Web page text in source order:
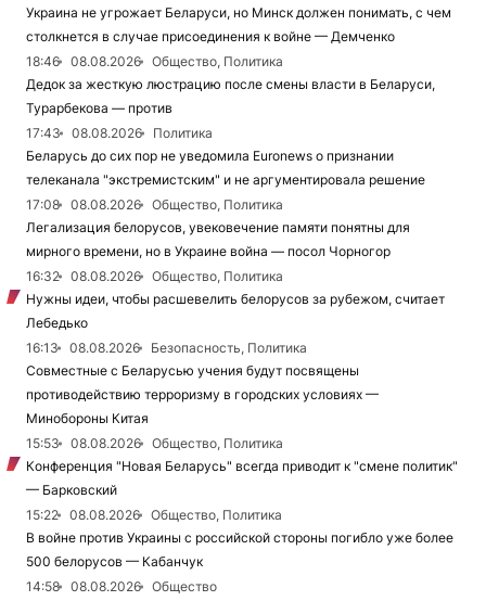
Украина не угрожает Беларуси, но Минск должен понимать, с чем
столкнется в случае присоединения к войне — Демченко
18:46
08.08.2026
Общество, Политика
Дедок за жесткую люстрацию после смены власти в Беларуси,
Турарбекова — против
17:43
08.08.2026
Политика
Беларусь до сих пор не уведомила Euronews о признании
телеканала "экстремистским" и не аргументировала решение
17:08
08.08.2026
Общество, Политика
Легализация белорусов, увековечение памяти понятны для
мирного времени, но в Украине война — посол Чорногор
16:32
08.08.2026
Общество, Политика
Нужны идеи, чтобы расшевелить белорусов за рубежом, считает
Лебедько
16:13
08.08.2026
Безопасность, Политика
Совместные с Беларусью учения будут посвящены
противодействию терроризму в городских условиях —
Минобороны Китая
15:53
08.08.2026
Общество, Политика
Конференция "Новая Беларусь" всегда приводит к "смене политик"
— Барковский
15:22
08.08.2026
Общество, Политика
В войне против Украины с российской стороны погибло уже более
500 белорусов — Кабанчук
14:58
08.08.2026
Общество